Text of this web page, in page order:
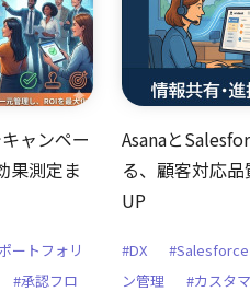
ャンペー
果測定ま
ートフォリ
#承認フロ
Asanaと
る、顧客対応
UP
#DX #Salesforce
ン管理
#カスタ